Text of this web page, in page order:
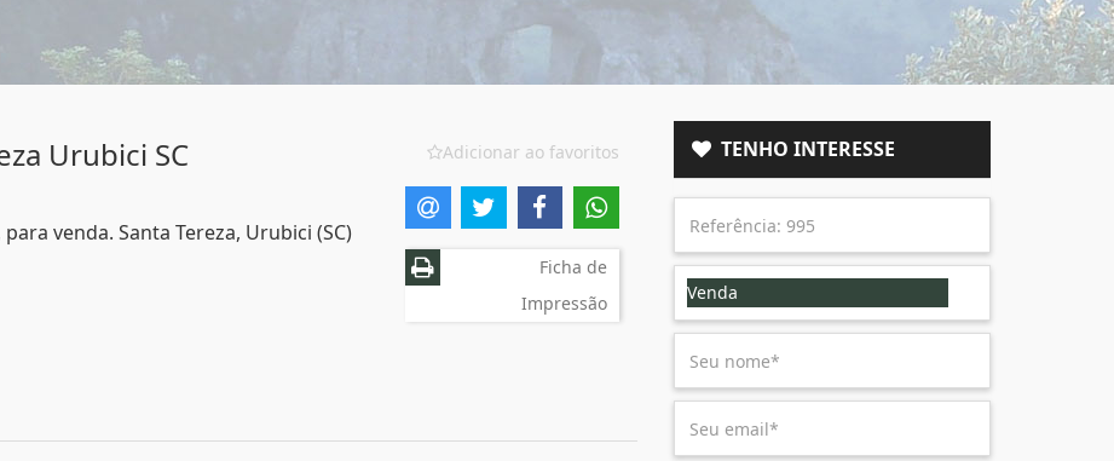
Urubici SC
venda. Santa Tereza, Urubici (SC)
Adicionar ao favoritos
Ficha de
Impressão
TENHO INTERESSE
Venda